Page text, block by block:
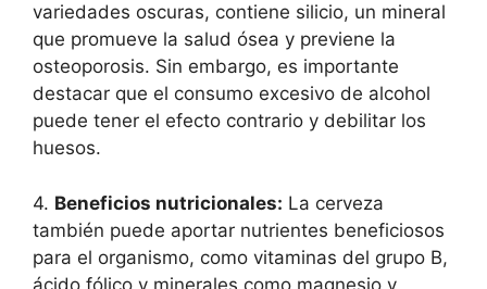
variedades oscuras, contiene silicio, un mineral
que promueve la salud ósea y previene la
osteoporosis. Sin embargo, es importante
destacar que el consumo excesivo de alcohol
puede tener el efecto contrario y debilitar los
huesos.
4. Beneficios nutricionales: La cerveza
también puede aportar nutrientes beneficiosos
para el organismo, como vitaminas del grupo B,
ácido fólico y minerales como magnesio y